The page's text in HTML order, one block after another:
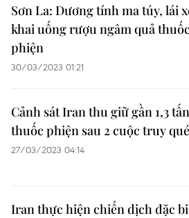
Sơn La: Dương tính ma túy, lái
khai uống rượu ngâm quả thuốc
phiện
30/03/2023 01:21
Cảnh sát Iran thu giữ gần 1,3 tấn
thuốc phiện sau 2 cuộc truy
27/03/2023 04:14
Iran thực hiện chiến dịch đặc